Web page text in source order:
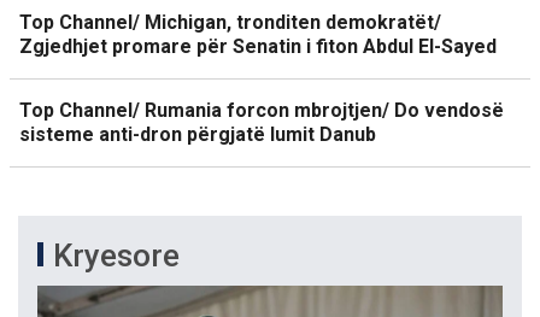
Top Channel/ Michigan, tronditen demokratët/
Zgjedhjet promare për Senatin i fiton Abdul El-Sayed
Top Channel/ Rumania forcon mbrojtjen/ Do vendosë
sisteme anti-dron përgjatë lumit Danub
Kryesore